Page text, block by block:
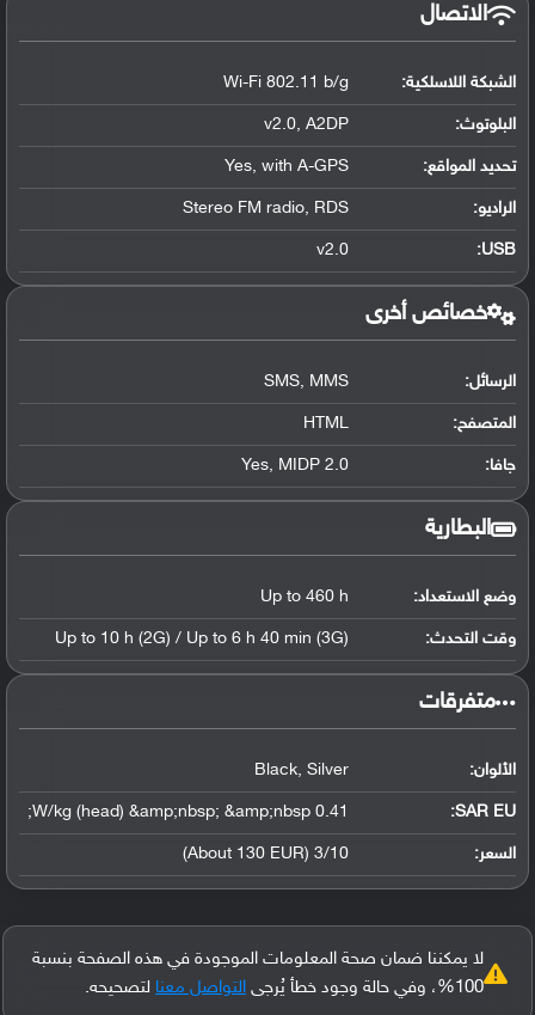
الاتصال
الشبكة اللاسلكية: Wi-Fi 802.11 b/g
البلوتوث:
v2.0, A2DP
تحديد المواقع:
Yes, with A-GPS
الراديو: Stereo FM radio, RDS
USB
:
v2.0
خصائص أخرى
الرسائل: SMS, MMS
المتصفح: HTML
جافا: Yes, MIDP 2.0
البطارية
وضع الاستعداد: Up to 460 h
وقت التحدث: Up to 10 h (2G) / Up to 6 h 40 min (3G)
‏متفرقات‏
الألوان: Black, Silver
SAR EU:
0.41 W/kg (head) &amp;nbsp; &amp;nbsp;
السعر: 3/10 (About 130 EUR)
لا يمكننا ضمان صحة المعلومات الموجودة في هذه الصفحة بنسبة
100%، وفي حالة وجود خطأ يُرجى
التواصل معنا لتصحيحه.